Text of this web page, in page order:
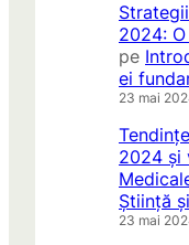
2024:
pe
ei
23 mai
2024 și
Știință
23 mai